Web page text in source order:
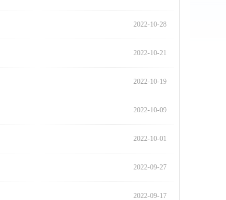
2022-10-28
2022-10-21
2022-10-19
2022-10-09
2022-10-01
2022-09-27
2022-09-17